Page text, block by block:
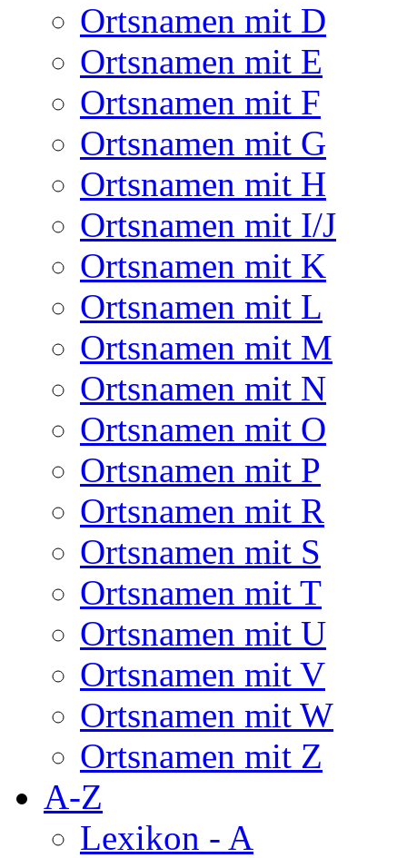
Ortsnamen mit D
Ortsnamen mit E
Ortsnamen mit F
Ortsnamen mit G
Ortsnamen mit H
Ortsnamen mit I/J
Ortsnamen mit K
Ortsnamen mit L
Ortsnamen mit M
Ortsnamen mit N
Ortsnamen mit O
Ortsnamen mit P
Ortsnamen mit R
Ortsnamen mit S
Ortsnamen mit T
Ortsnamen mit U
Ortsnamen mit V
Ortsnamen mit W
Ortsnamen mit Z
A-Z
Lexikon - A